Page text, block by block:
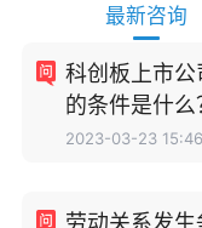
最新咨询
科创板上市
的条件是什么
2023-03-23
劳动关系发